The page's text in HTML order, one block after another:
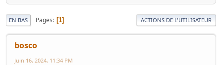
EN BAS Pages 1 ACTIONS DE L'UTILISATEUR
bosco
Juin 16, 2024, 11:34 PM